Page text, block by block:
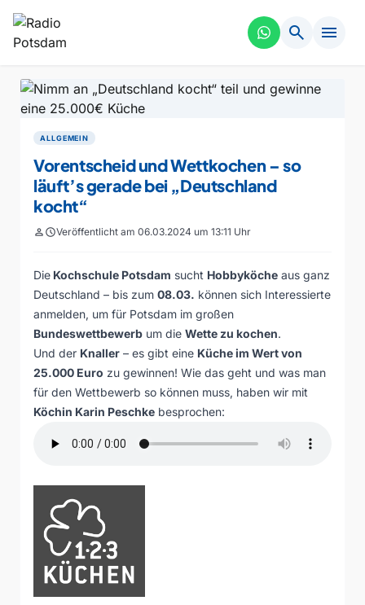
search menu
ALLGEMEIN
Vorentscheid und Wettkochen – so
läuft’s gerade bei „Deutschland
kocht“
personscheduleVeröffentlicht am 06.03.2024 um 13:11 Uhr
Die Kochschule Potsdam sucht Hobbyköche aus ganz
Deutschland – bis zum 08.03. können sich Interessierte
anmelden, um für Potsdam im großen
Bundeswettbewerb um die Wette zu kochen.
Und der Knaller – es gibt eine Küche im Wert von
25.000 Euro zu gewinnen! Wie das geht und was man
für den Wettbewerb so können muss, haben wir mit
Köchin Karin Peschke besprochen: